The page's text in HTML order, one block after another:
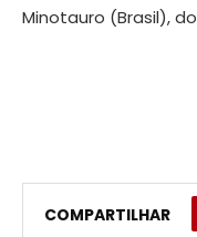
Minotauro (Brasil),
COMPARTILHAR